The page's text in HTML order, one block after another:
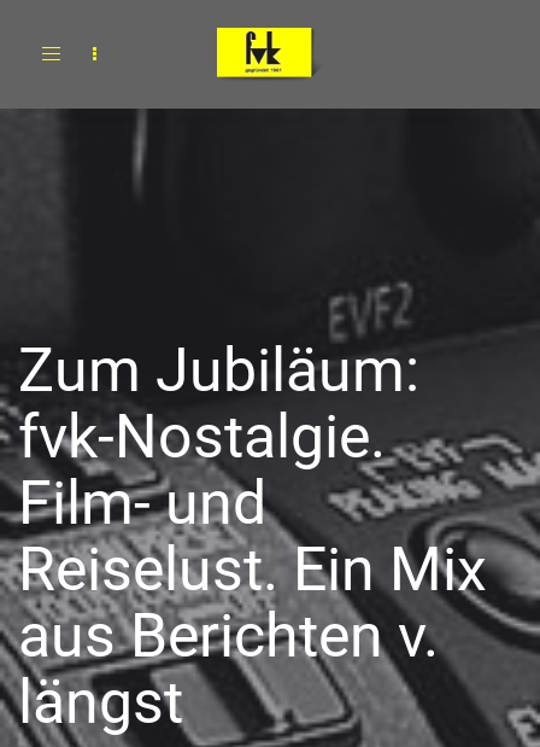
Toggle
Zum Jubiläum:
fvk-Nostalgie.
Film- und
Reiselust. Ein Mix
aus Berichten v.
längst